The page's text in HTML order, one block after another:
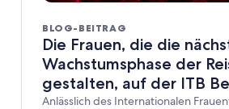
BLOG-BEITRAG
Die Frauen, die die
Wachstumsphase der
gestalten, auf der ITB
Anlässlich des Internationalen